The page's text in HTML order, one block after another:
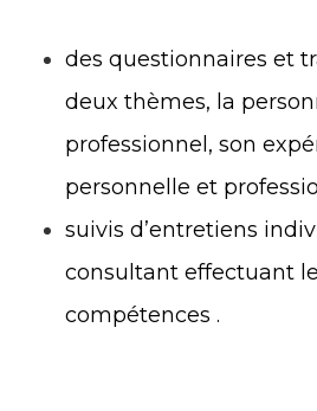
des questionnaires et
deux thèmes, la
professionnel, son
personnelle et
suivis d’entretiens
consultant effectuant
compétences .